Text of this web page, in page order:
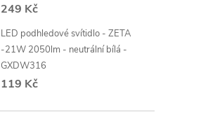
249 Kč
LED podhledové svítidlo - ZETA
-21W 2050lm - neutrální bílá -
GXDW316
119 Kč